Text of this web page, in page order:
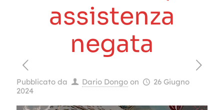
assistenza
negata
Pubblicato da Dario Dongo on
26 Giugno
2024